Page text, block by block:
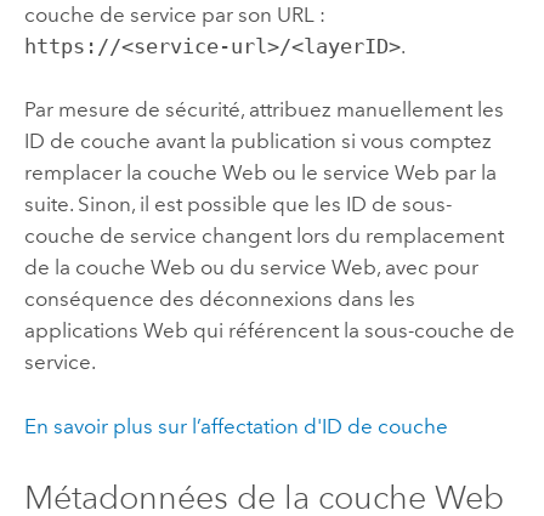
couche de service par son URL :
https://<service-url>/<layerID>.
Par mesure de sécurité, attribuez manuellement les
ID de couche avant la publication si vous comptez
remplacer la couche Web ou le service Web par la
suite. Sinon, il est possible que les ID de sous-
couche de service changent lors du remplacement
de la couche Web ou du service Web, avec pour
conséquence des déconnexions dans les
applications Web qui référencent la sous-couche de
service.
En savoir plus sur l’affectation d'ID de couche
Métadonnées de la couche Web